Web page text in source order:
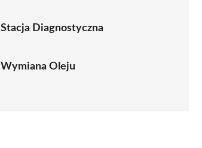
Stacja Diagnostyczna
Wymiana Oleju